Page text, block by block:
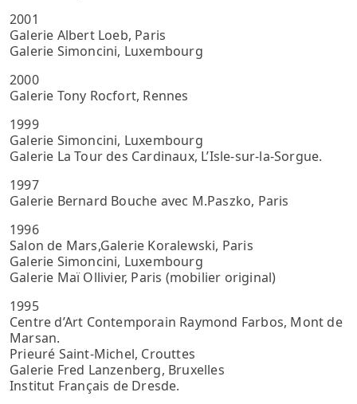
2001
Galerie Albert Loeb, Paris
Galerie Simoncini, Luxembourg
2000
Galerie Tony Rocfort, Rennes
1999
Galerie Simoncini, Luxembourg
Galerie La Tour des Cardinaux, L’Isle-sur-la-Sorgue.
1997
Galerie Bernard Bouche avec M.Paszko, Paris
1996
Salon de Mars,Galerie Koralewski, Paris
Galerie Simoncini, Luxembourg
Galerie Maï Ollivier, Paris (mobilier original)
1995
Centre d’Art Contemporain Raymond Farbos, Mont de
Marsan.
Prieuré Saint-Michel, Crouttes
Galerie Fred Lanzenberg, Bruxelles
Institut Français de Dresde.